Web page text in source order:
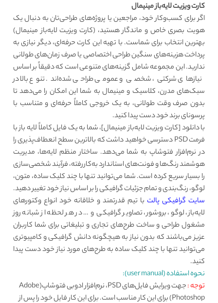
کارت ویزیت لایه‌باز مینیمال
اگر برای کسب‌وکار خود، مراجعین یا پروژه‌های طراحی‌تان به دنبال یک
هویت بصری خاص و ماندگار هستید، (کارت ویزیت لایه‌باز مینیمال)
بهترین انتخاب برای شماست. با تهیه این کارت حرفه‌ای، دیگر نیازی به
پرداخت هزینه‌های سنگین طراحی اختصاصی یا صرف زمان‌های طولانی
ندارید. این مجموعه شامل گزینه‌های متنوعی است که دقیقاً بر اساس
نیازهای شرکتی، شخصی و عمومی طراحی شده‌اند. تنوع بالا در
سبک‌های مدرن، کلاسیک و مینیمال به شما این امکان را می‌دهد تا
بدون صرف وقت طولانی، به یک خروجی کاملاً حرفه‌ای و متناسب با
پرسونای برند خود دست پیدا کنید.
با دانلود [کارت ویزیت لایه‌باز مینیمال]، شما به یک فایل کاملاً لایه باز با
فرمت PSD دسترسی خواهید داشت که بالاترین سطح انعطاف‌پذیری را
در نرم‌افزار فتوشاپ به شما می‌دهد. ساختار منظم لایه‌ها، مدیریت
هوشمند رنگ‌ها و فونت‌های استاندارد به‌کاررفته، فرآیند شخصی‌سازی
را بسیار سریع کرده است. شما می‌توانید تنها با چند کلیک ساده، متون،
لوگو، رنگ‌بندی و تمام جزئیات گرافیکی را بر اساس نیاز خود تغییر دهید.
سایت گرافیکی پالتبا تیم قدرتمند و خلاقانه خود انواع وکتورهای
لایه‌باز، لوگو، بروشور، تصاویر گرافیکی و … در هر لحظه از شبانه روز
مشغول طراحی و ساخت طرح‌های تجاری و تبلیغاتی برای شما کاربران
عزیز می‌باشند که بدون نیاز به هیچگونه دانش گرافیکی و کامپیوتری
می‌توانید تنها با چند کلیک ساده به طرح‌های مورد نیاز خود دست پیدا
کنید.
نحوه استفاده (user manual):
توجه :
جهت ویرایش فایل‌های PSD، نرم‌افزار ادوبی فتوشاپ(Adobe
Photoshop) برای این کار مناسب است. برای این کار فایل خود را پس از